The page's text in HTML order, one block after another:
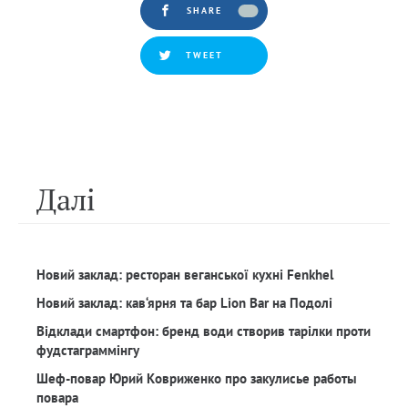
SHARE
TWEET
Далi
Новий заклад: ресторан веганської кухні Fenkhel
Новий заклад: кав‘ярня та бар Lion Bar на Подолі
Відклади смартфон: бренд води створив тарілки проти
фудстаграммінгу
Шеф-повар Юрий Ковриженко про закулисье работы
повара